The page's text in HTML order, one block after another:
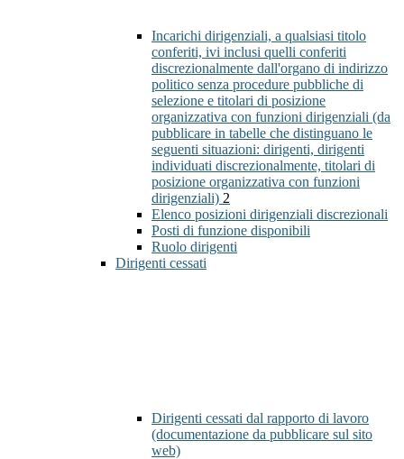
Incarichi dirigenziali, a qualsiasi titolo
conferiti, ivi inclusi quelli conferiti
discrezionalmente dall'organo di indirizzo
politico senza procedure pubbliche di
selezione e titolari di posizione
organizzativa con funzioni dirigenziali (da
pubblicare in tabelle che distinguano le
seguenti situazioni: dirigenti, dirigenti
individuati discrezionalmente, titolari di
posizione organizzativa con funzioni
dirigenziali) 2
Elenco posizioni dirigenziali discrezionali
Posti di funzione disponibili
Ruolo dirigenti
Dirigenti cessati
Dirigenti cessati dal rapporto di lavoro
(documentazione da pubblicare sul sito
web)